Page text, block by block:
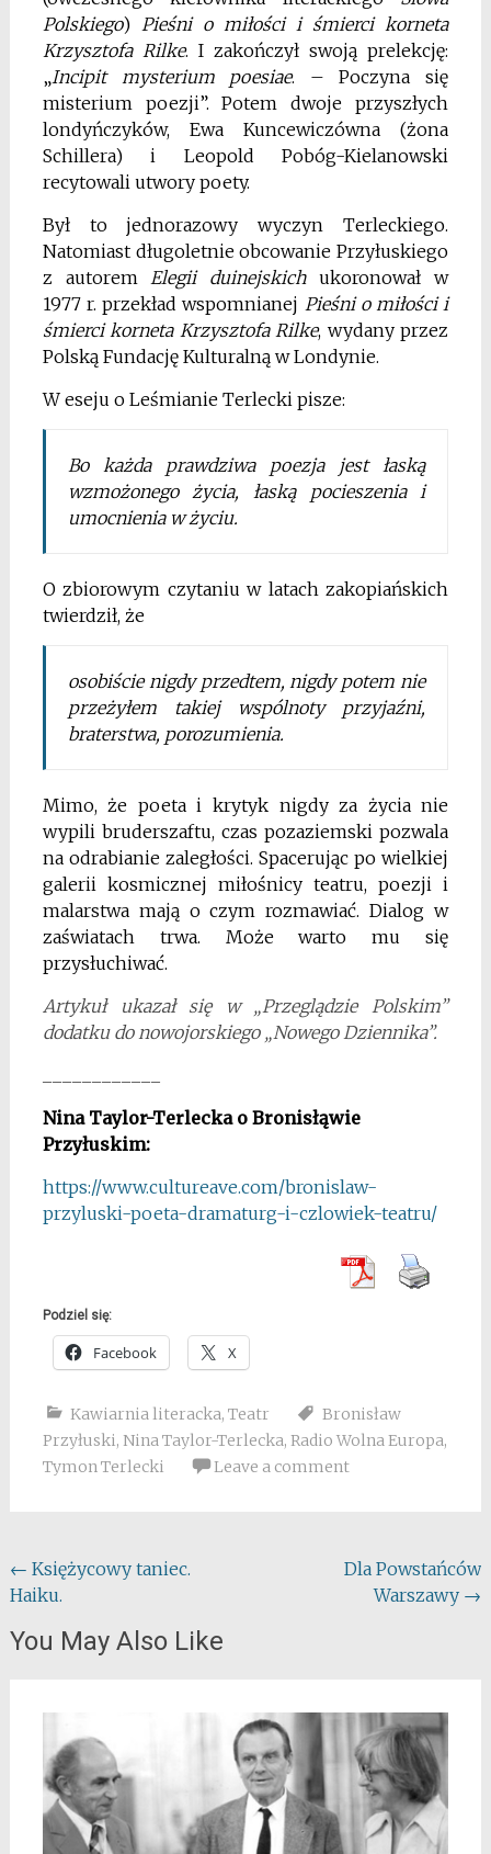
Polskiego) Pieśni o miłości i śmierci korneta
Krzysztofa Rilke. I zakończył swoją prelekcję:
„Incipit mysterium poesiae. – Poczyna się
misterium poezji”. Potem dwoje przyszłych
londyńczyków, Ewa Kuncewiczówna (żona
Schillera) i Leopold Pobóg-Kielanowski
recytowali utwory poety.
Był to jednorazowy wyczyn Terleckiego.
Natomiast długoletnie obcowanie Przyłuskiego
z autorem Elegii duinejskichukoronował w
1977 r. przekład wspomnianej Pieśni o miłości i
śmierci korneta Krzysztofa Rilke, wydany przez
Polską Fundację Kulturalną w Londynie.
W eseju o Leśmianie Terlecki pisze:
Bo każda prawdziwa poezja jest łaską
wzmożonego życia, łaską pocieszenia i
umocnienia w życiu.
O zbiorowym czytaniu w latach zakopiańskich
twierdził, że
osobiście nigdy przedtem, nigdy potem nie
przeżyłem takiej wspólnoty przyjaźni,
braterstwa, porozumienia.
Mimo, że poeta i krytyk nigdy za życia nie
wypili bruderszaftu, czas pozaziemski pozwala
na odrabianie zaległości. Spacerując po wielkiej
galerii kosmicznej miłośnicy teatru, poezji i
malarstwa mają o czym rozmawiać. Dialog w
zaświatach trwa. Może warto mu się
przysłuchiwać.
Artykuł ukazał się w „Przeglądzie Polskim”
dodatku do nowojorskiego „Nowego Dziennika”.
Nina Taylor-Terlecka o Bronisłąwie
Przyłuskim:
https://www.cultureave.com/bronislaw-
przyluski-poeta-dramaturg-i-czlowiek-teatru/
Podziel się:
Facebook X
Kawiarnia literacka, Teatr
Bronisław
Przyłuski, Nina Taylor-Terlecka, Radio Wolna Europa,
Tymon Terlecki
Leave a comment
Post
navigation
← Księżycowy taniec.
Haiku.
Dla Powstańców
Warszawy →
You May Also Like